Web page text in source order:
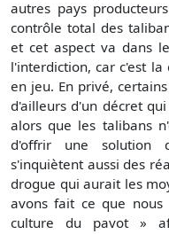
autres pays
contrôle total des
et cet aspect va dans
l'interdiction, car c'est
en jeu. En privé,
d'ailleurs d'un décret
alors que les talibans
d'offrir une solution
s'inquiètent aussi des
drogue qui aurait les
avons fait ce que
culture du pavot »